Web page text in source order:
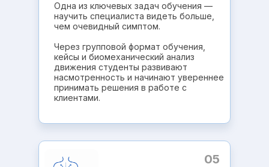
Одна из ключевых задач обучения —
научить специалиста видеть больше,
чем очевидный симптом.
Через групповой формат обучения,
кейсы и биомеханический анализ
движения студенты развивают
насмотренность и начинают увереннее
принимать решения в работе с
клиентами.
05